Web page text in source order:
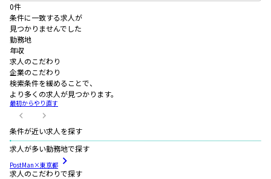
0件
条件に一致する求人が
見つかりませんでした
勤務地
年収
求人のこだわり
企業のこだわり
検索条件を緩めることで、
より多くの求人が見つかります。
最初からやり直す
条件が近い求人を探す
求人が多い勤務地で探す
PostMan×東京都
求人のこだわりで探す